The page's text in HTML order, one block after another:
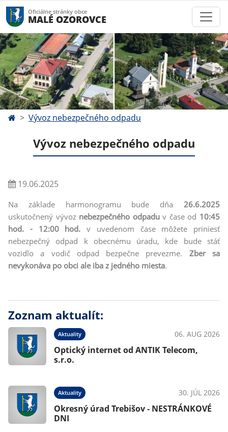
Oficiálne stránky obce
MALÉ OZOROVCE
Vývoz nebezpečného odpadu
Vývoz nebezpečného odpadu
19.06.2025
Na základe harmonogramu bude dňa 26.6.2025
uskutočnený vývoz nebezpečného odpaduv čase od 10:45
hod. - 12:00
hod. v uvedenom čase môžete priniesť
nebezpečný odpad k obecnému úradu, kde bude stáť
vozidlo a vodič odpad bezpečne prevezme. Zber sa
nevykonáva po obci ale iba z jedného miesta.
Zoznam aktualít:
Aktuality 06. AUG 2026
Optický internet od ANTIK Telecom,
s.r.o.
Aktuality 30. JÚL 2026
Okresný úrad Trebišov - NESTRÁNKOVÉ
DNI